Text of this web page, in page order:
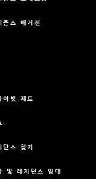
즌스 매거진
이빗 제트
던스 찾기
및 레지던스 임대